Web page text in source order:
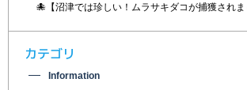
🐙【沼津では珍しい！ムラサキダコが捕獲されま
カテゴリ
Information